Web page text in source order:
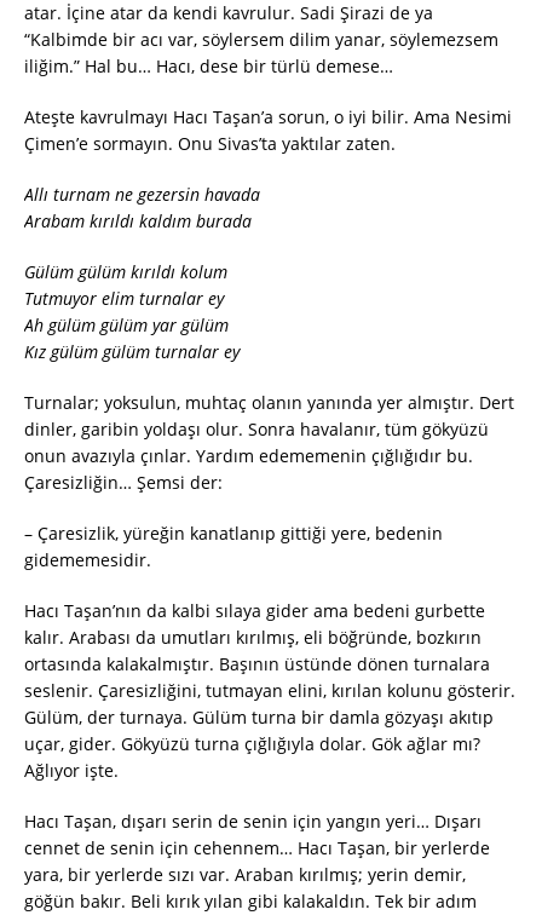
atar. İçine atar da kendi kavrulur. Sadi Şirazi de ya
“Kalbimde bir acı var, söylersem dilim yanar, söylemezsem
iliğim.” Hal bu… Hacı, dese bir türlü demese…
Ateşte kavrulmayı Hacı Taşan’a sorun, o iyi bilir. Ama Nesimi
Çimen’e sormayın. Onu Sivas’ta yaktılar zaten.
Allı turnam ne gezersin havada
Arabam kırıldı kaldım burada
Gülüm gülüm kırıldı kolum
Tutmuyor elim turnalar ey
Ah gülüm gülüm yar gülüm
Kız gülüm gülüm turnalar ey
Turnalar; yoksulun, muhtaç olanın yanında yer almıştır. Dert
dinler, garibin yoldaşı olur. Sonra havalanır, tüm gökyüzü
onun avazıyla çınlar. Yardım edememenin çığlığıdır bu.
Çaresizliğin… Şemsi der:
– Çaresizlik, yüreğin kanatlanıp gittiği yere, bedenin
gidememesidir.
Hacı Taşan’nın da kalbi sılaya gider ama bedeni gurbette
kalır. Arabası da umutları kırılmış, eli böğründe, bozkırın
ortasında kalakalmıştır. Başının üstünde dönen turnalara
seslenir. Çaresizliğini, tutmayan elini, kırılan kolunu gösterir.
Gülüm, der turnaya. Gülüm turna bir damla gözyaşı akıtıp
uçar, gider. Gökyüzü turna çığlığıyla dolar. Gök ağlar mı?
Ağlıyor işte.
Hacı Taşan, dışarı serin de senin için yangın yeri… Dışarı
cennet de senin için cehennem… Hacı Taşan, bir yerlerde
yara, bir yerlerde sızı var. Araban kırılmış; yerin demir,
göğün bakır. Beli kırık yılan gibi kalakaldın. Tek bir adım